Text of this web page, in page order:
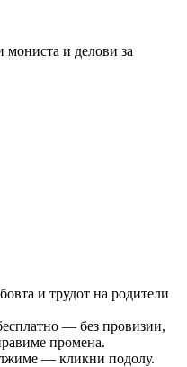
и делови за
и трудот на родители
— без провизии,
промена.
— кликни подолу.